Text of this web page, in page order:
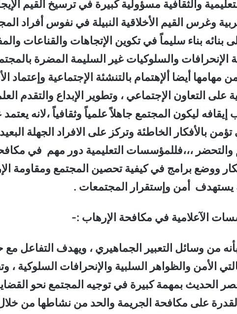
والثقافية مسؤولية كبيرة في ترسيخ القيم
وغرس القيم الأخلاقية النبيلة في نفوس أفراد
بنائه بناء سليماً في تكوين الإتجاهات والقناعات
الإنحرافات والسلوكيات غير السليمة المضرة
مهامها أيضا ألإهتمام بالتنشئة الإجتماعية وإعتماد
على التعاون الإجتماعي ، وتطوير الإبداع والتقدم
ليكون المجتمع جاهلاً علمياً وثقافياً ،لانه يعتمد
تؤمن بالأفكار الخاطئة وتركز على الافراد الجهلة
والتحضر ،،،فللمؤسسات التعليمية دور مهم في
ووضع برامج في كيفية تحصين المجتمع ومقاومة
يستهدف أمن وإستقرار المجتمعات .
من وسائل التعبير الجماهيري ، ويهدف التفاعل مع
الأمن والظواهر السلبية والإنحرافات السلوكية ،
الحديث بمهمة كبيرة في توجيه المجتمع نحو
على مكافحة الجريمة والحد من نشاطها من